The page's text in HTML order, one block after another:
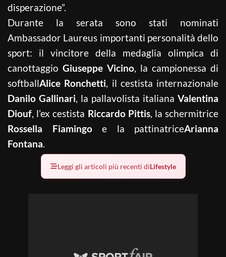
disperazione”.
Durante la serata sono stati nominati
Ambassador Laureus importanti personalità dello
sport: il vincitore della medaglia olimpica di
canottaggio Giuseppe Vicino, la campionessa di
softballAlice Ronchetti, il cestista internazionale
Danilo Gallinari, la pallavolista italiana Valentina
Diouf, l’ex cestista Riccardo Pittis, la schermitrice
Rossella Fiamingo e la pattinatriceArianna
Fontana.
Leggi gli articoli più recenti diLifestyle